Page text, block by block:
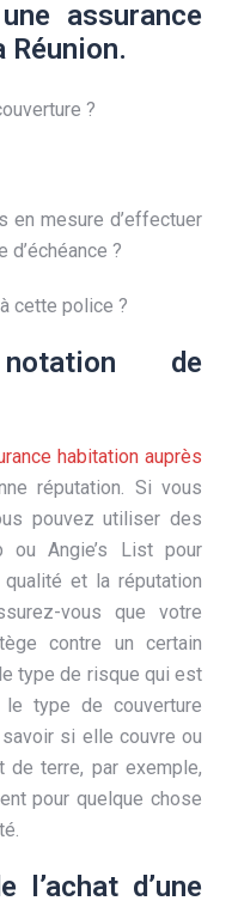
assurance
Réunion.
?
en mesure d’effectuer
?
cette police ?
de
habitation auprès
réputation. Si vous
pouvez utiliser des
ou Angie’s List pour
et la réputation
vous que votre
contre un certain
type de risque qui est
type de couverture
si elle couvre ou
terre, par exemple,
pour quelque chose
l’achat d’une